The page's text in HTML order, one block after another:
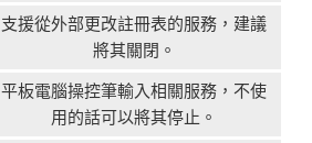
支援從外部更改註冊表的服務，建議
將其關閉。
平板電腦操控筆輸入相關服務，不使
用的話可以將其停止。